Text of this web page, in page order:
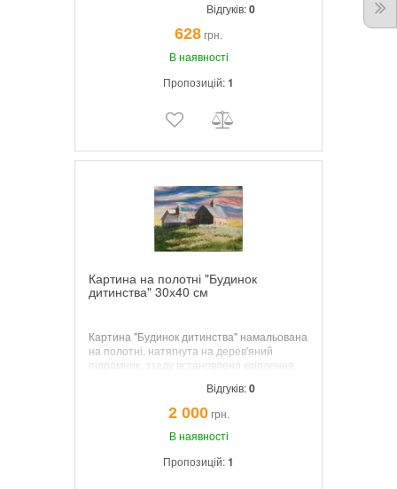
властивості пігменту з Lunar Black і
створює подібні дивовижні текстури.
Дослідіть їх радикальні сітчасті якості
окремо, а потім спробуйте намалювати
шар, миттєво з’являється пісок на пляжі та
Відгуків:0
628грн.
В наявності
Пропозицій:1
Картина на полотні "Будинок
дитинства" 30х40 см
Картина "Будинок дитинства" намальована
на полотні, натягнута на дерев'яний
підрамник, ззаду встановлено кріплення,
Відгуків:0
2 000грн.
В наявності
Пропозицій:1